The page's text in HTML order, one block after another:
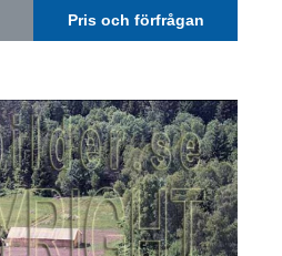
Pris och förfrågan